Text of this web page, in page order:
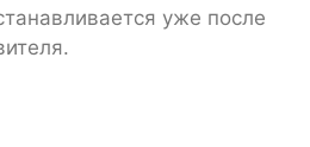
уже после